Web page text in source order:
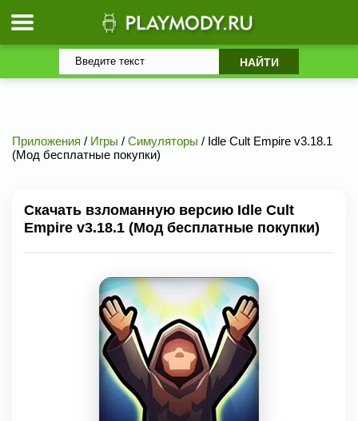
Приложения / Игры / Симуляторы / Idle Cult Empire v3.18.1
(Мод бесплатные покупки)
Скачать взломанную версию Idle Cult
Empire v3.18.1 (Мод бесплатные покупки)